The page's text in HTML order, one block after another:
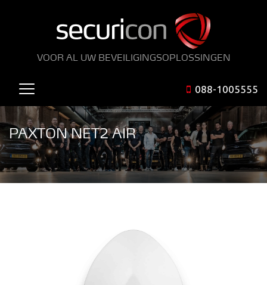
VOOR AL UW BEVEILIGINGSOPLOSSINGEN
088-1005555
PAXTON NET2 AIR